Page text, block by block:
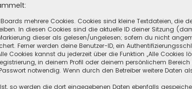
mehrere Cookies. Cookies sind kleine Textdateien, die
In diesen Cookies sind die aktuelle ID deiner Sitzung
dieser als gelesen/ungelesen; sofern du nicht
Ferner werden deine Benutzer-ID, ein
kannst du jederzeit über die Funktion „Alle Cookies
in deinem Profil oder deinem persönlichem
notwendig. Wenn durch den Betreiber weitere Daten
so werden die dort eingegebenen Daten ebenfalls